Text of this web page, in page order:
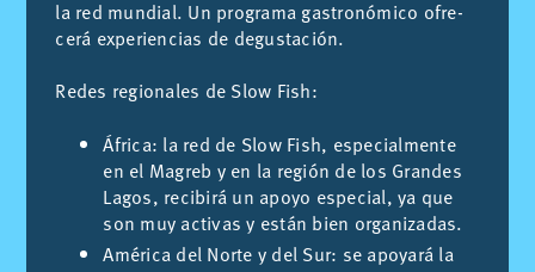
la red mun­dial. Un pro­gra­ma gas­tro­nó­mi­co ofre­
ce­rá ex­pe­rien­cias de de­gus­ta­ción.
Re­des re­gio­na­les de Slow Fish:
África: la red de Slow Fish, especialmente
en el Magreb y en la región de los Grandes
Lagos, recibirá un apoyo especial, ya que
son muy activas y están bien organizadas.
América del Norte y del Sur: se apoyará la